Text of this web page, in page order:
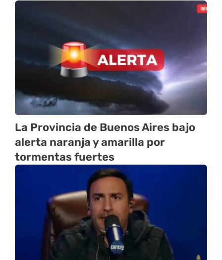
La Provincia de Buenos Aires bajo
alerta naranja y amarilla por
tormentas fuertes